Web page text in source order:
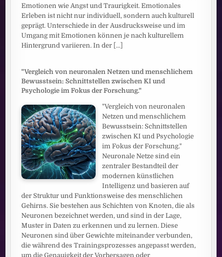
Emotionen wie Angst und Traurigkeit. Emotionales
Erleben ist nicht nur individuell, sondern auch kulturell
geprägt. Unterschiede in der Ausdrucksweise und im
Umgang mit Emotionen können je nach kulturellem
Hintergrund variieren. In der [...]
"Vergleich von neuronalen Netzen und menschlichem
Bewusstsein: Schnittstellen zwischen KI und
Psychologie im Fokus der Forschung."
"Vergleich von neuronalen
Netzen und menschlichem
Bewusstsein: Schnittstellen
zwischen KI und Psychologie
im Fokus der Forschung."
Neuronale Netze sind ein
zentraler Bestandteil der
modernen künstlichen
Intelligenz und basieren auf
der Struktur und Funktionsweise des menschlichen
Gehirns. Sie bestehen aus Schichten von Knoten, die als
Neuronen bezeichnet werden, und sind in der Lage,
Muster in Daten zu erkennen und zu lernen. Diese
Neuronen sind über Gewichte miteinander verbunden,
die während des Trainingsprozesses angepasst werden,
um die Genauigkeit der Vorhersagen oder